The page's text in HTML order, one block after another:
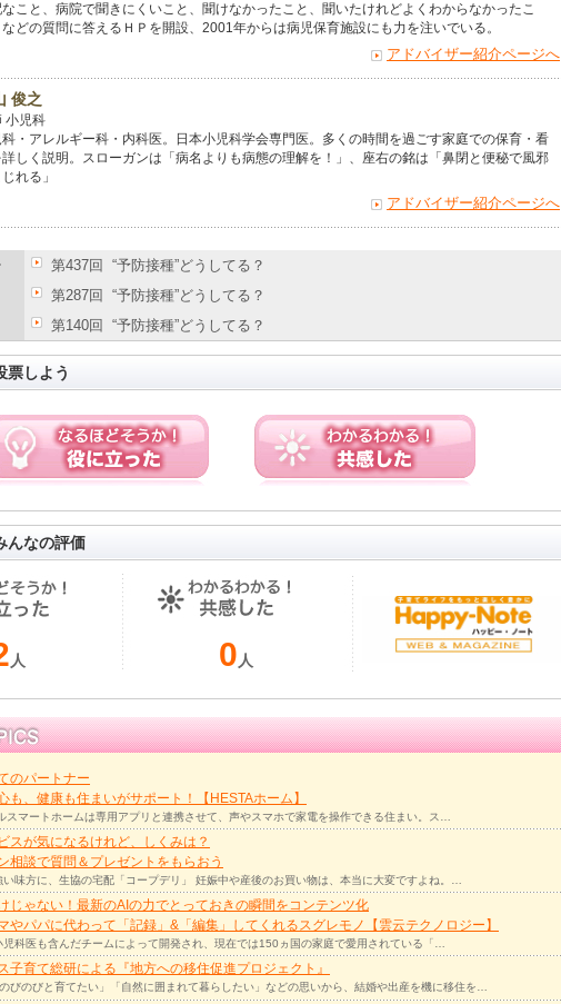
こと、病院で聞きにくいこと、聞けなかったこと、聞いたけれどよくわからなかったこ
などの質問に答えるＨＰを開設、2001年からは病児保育施設にも力を注いでいる。
アドバイザー紹介ページへ
俊之
小児科
・アレルギー科・内科医。日本小児科学会専門医。多くの時間を過ごす家庭での保育・看
しく説明。スローガンは「病名よりも病態の理解を！」、座右の銘は「鼻閉と便秘で風邪
れる」
アドバイザー紹介ページへ
第437回 “予防接種”どうしてる？
第287回 “予防接種”どうしてる？
第140回 “予防接種”どうしてる？
票しよう
んなの評価
人 0 人
のパートナー
も、健康も住まいがサポート！【HESTAホーム】
スマートホームは専用アプリと連携させて、声やスマホで家電を操作できる住まい。ス…
スが気になるけれど、しくみは？
相談で質問＆プレゼントをもらおう
い味方に、生協の宅配「コープデリ」 妊娠中や産後のお買い物は、本当に大変ですよね。…
じゃない！最新のAIの力でとっておきの瞬間をコンテンツ化
やパパに代わって「記録」&「編集」してくれるスグレモノ【雲云テクノロジー】
科医も含んだチームによって開発され、現在では150ヵ国の家庭で愛用されている「…
子育て総研による『地方への移住促進プロジェクト』
のびのびと育てたい」「自然に囲まれて暮らしたい」などの思いから、結婚や出産を機に移住を…